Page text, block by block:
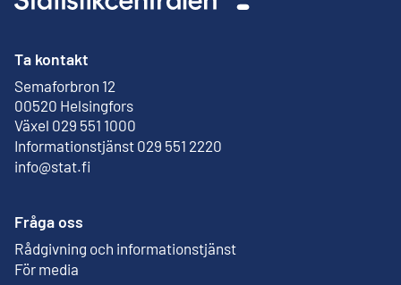
Ta kontakt
Semaforbron 12
00520 Helsingfors
Extern länk
Växel 029 551 1000
Informationstjänst 029 551 2220
info@stat.fi
Fråga oss
Rådgivning och informationstjänst
För media